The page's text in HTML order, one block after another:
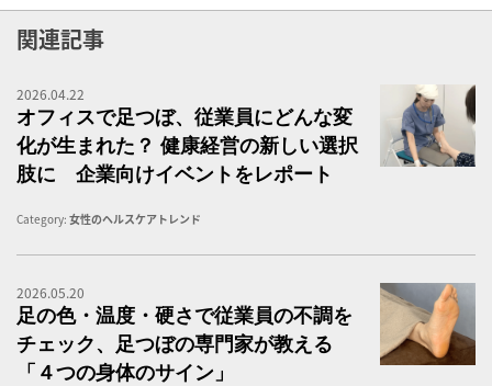
関連記事
2026.04.22
オフィスで足つぼ、従業員にどんな変
化が生まれた？ 健康経営の新しい選択
肢に 企業向けイベントをレポート
Category: 女性のヘルスケアトレンド
2026.05.20
足の色・温度・硬さで従業員の不調を
チェック、足つぼの専門家が教える
「４つの身体のサイン」